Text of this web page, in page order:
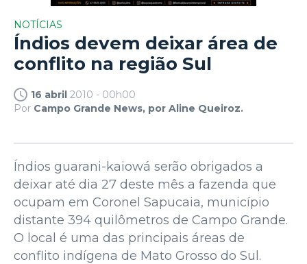
NOTÍCIAS
Índios devem deixar área de
conflito na região Sul
16 abril 2010 - 00h00
Por Campo Grande News, por Aline Queiroz.
Índios guarani-kaiowá serão obrigados a
deixar até dia 27 deste mês a fazenda que
ocupam em Coronel Sapucaia, município
distante 394 quilômetros de Campo Grande.
O local é uma das principais áreas de
conflito indígena de Mato Grosso do Sul.